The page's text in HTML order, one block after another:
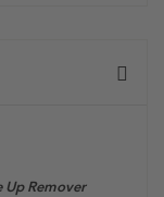
Up Remover